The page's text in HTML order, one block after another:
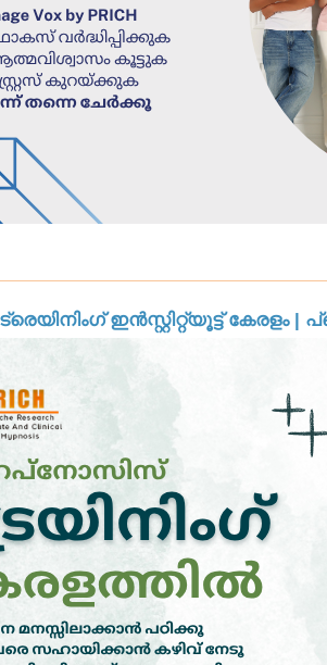
ഇൻസ്റ്റിറ്റ്യൂട്ട്